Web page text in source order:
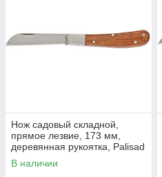
Нож садовый складной,
прямое лезвие, 173 мм,
деревянная рукоятка, Palisad
В наличии